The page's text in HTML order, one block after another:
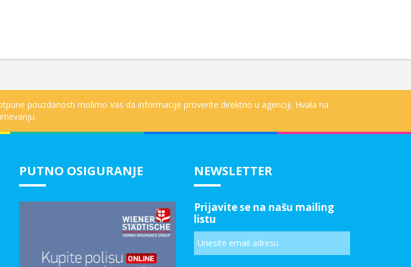
pouzdanosti molimo Vas da informacije proverite direktno u agenciji. Hvala na
PUTNO OSIGURANJE NEWSLETTER
Prijavite se na našu mailing
listu